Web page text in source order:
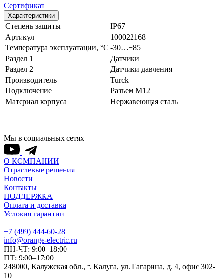
Сертификат
Характеристики
Степень защиты
IP67
Артикул
100022168
Температура эксплуатации, °С -30…+85
Раздел 1
Датчики
Раздел 2
Датчики давления
Производитель
Turck
Подключение
Разъем M12
Материал корпуса
Нержавеющая сталь
Мы в социальных сетях
О КОМПАНИИ
Отраслевые решения
Новости
Контакты
ПОДДЕРЖКА
Оплата и доставка
Условия гарантии
+7 (499) 444-60-28
info@orange-electric.ru
ПН-ЧТ: 9:00–18:00
ПТ: 9:00–17:00
248000, Калужская обл., г. Калуга, ул. Гагарина, д. 4, офис 302-
10